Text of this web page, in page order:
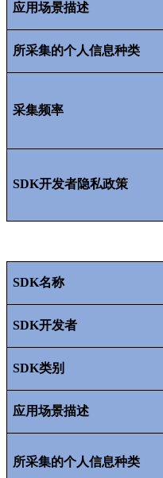
应用场景描述
所采集的个人信息种类
采集频率
SDK开发者隐私政策
SDK名称
SDK开发者
SDK类别
应用场景描述
所采集的个人信息种类